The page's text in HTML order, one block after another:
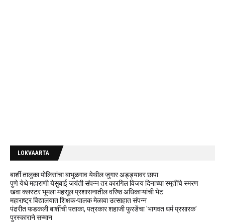
LOKVAARTA
बार्शी तालुका पोलिसांचा बाभुळगाव येथील जुगार अड्ड्यावर छापा
पुणे येथे महाराणी येसुबाई जयंती संपन्न तर कारगिल विजय दिनाच्या स्मृतींचे स्मरण
खवा क्लस्टर भूमला महसूल प्रशासनातील वरिष्ठ अधिकाऱ्यांची भेट
महाराष्ट्र विद्यालयात शिक्षक-पालक मेळावा उत्साहात संपन्न
पंढरीत फडकली बार्शीची पताका, पत्रकार शहाजी फुरडेंचा 'भागवत धर्म प्रसारक'
पुरस्काराने सन्मान